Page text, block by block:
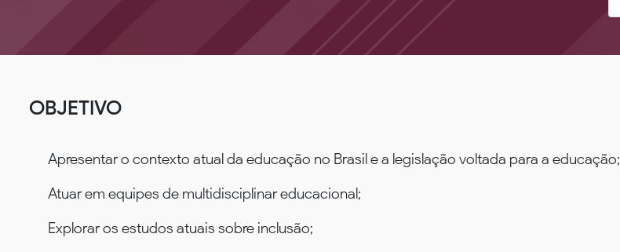
OBJETIVO
Apresentar o contexto atual da educação no Brasil e a legislação voltada para a educação;
Atuar em equipes de multidisciplinar educacional;
Explorar os estudos atuais sobre inclusão;